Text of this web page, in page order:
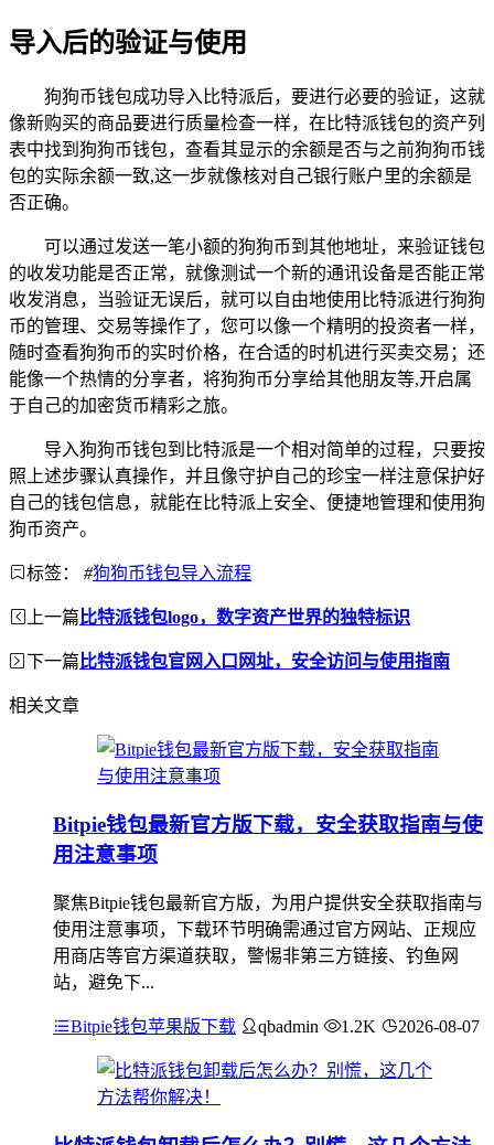
导入后的验证与使用
狗狗币钱包成功导入比特派后，要进行必要的验证，这就
像新购买的商品要进行质量检查一样，在比特派钱包的资产列
表中找到狗狗币钱包，查看其显示的余额是否与之前狗狗币钱
包的实际余额一致,这一步就像核对自己银行账户里的余额是
否正确。
可以通过发送一笔小额的狗狗币到其他地址，来验证钱包
的收发功能是否正常，就像测试一个新的通讯设备是否能正常
收发消息，当验证无误后，就可以自由地使用比特派进行狗狗
币的管理、交易等操作了，您可以像一个精明的投资者一样，
随时查看狗狗币的实时价格，在合适的时机进行买卖交易；还
能像一个热情的分享者，将狗狗币分享给其他朋友等,开启属
于自己的加密货币精彩之旅。
导入狗狗币钱包到比特派是一个相对简单的过程，只要按
照上述步骤认真操作，并且像守护自己的珍宝一样注意保护好
自己的钱包信息，就能在比特派上安全、便捷地管理和使用狗
狗币资产。
标签： #狗狗币钱包导入流程
上一篇 比特派钱包logo，数字资产世界的独特标识
下一篇 比特派钱包官网入口网址，安全访问与使用指南
相关文章
Bitpie钱包最新官方版下载，安全获取指南与使
用注意事项
聚焦Bitpie钱包最新官方版，为用户提供安全获取指南与
使用注意事项，下载环节明确需通过官方网站、正规应
用商店等官方渠道获取，警惕非第三方链接、钓鱼网
站，避免下...
Bitpie钱包苹果版下载 qbadmin 1.2K 2026-08-07